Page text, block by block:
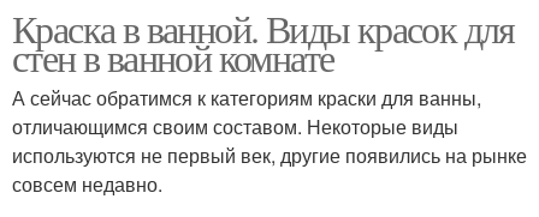
Краска в ванной. Виды красок для
стен в ванной комнате
А сейчас обратимся к категориям краски для ванны,
отличающимся своим составом. Некоторые виды
используются не первый век, другие появились на рынке
совсем недавно.